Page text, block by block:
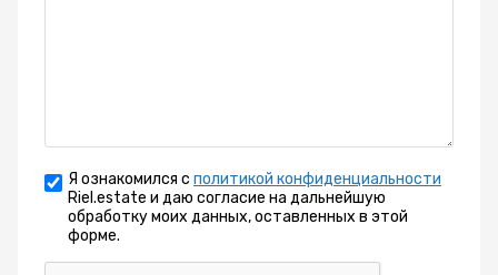
Я ознакомился с политикой конфиденциальности
Riel.estate и даю согласие на дальнейшую
обработку моих данных, оставленных в этой
форме.